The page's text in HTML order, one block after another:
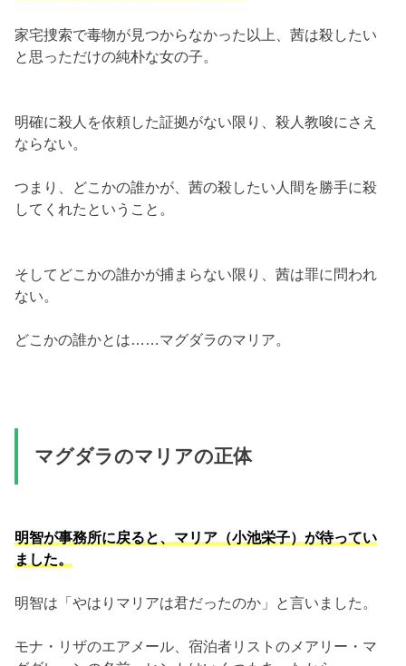
家宅捜索で毒物が見つからなかった以上、茜は殺したい
と思っただけの純朴な女の子。
明確に殺人を依頼した証拠がない限り、殺人教唆にさえ
ならない。
つまり、どこかの誰かが、茜の殺したい人間を勝手に殺
してくれたということ。
そしてどこかの誰かが捕まらない限り、茜は罪に問われ
ない。
どこかの誰かとは……マグダラのマリア。
マグダラのマリアの正体
明智が事務所に戻ると、マリア（小池栄子）が待ってい
ました。
明智は「やはりマリアは君だったのか」と言いました。
モナ・リザのエアメール、宿泊者リストのメアリー・マ